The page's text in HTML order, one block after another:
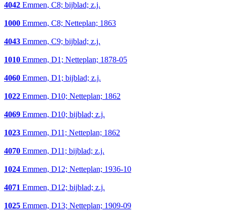
4042 Emmen, C8; bijblad; z.j.
1000 Emmen, C8; Netteplan; 1863
4043 Emmen, C9; bijblad; z.j.
1010 Emmen, D1; Netteplan; 1878-05
4060 Emmen, D1; bijblad; z.j.
1022 Emmen, D10; Netteplan; 1862
4069 Emmen, D10; bijblad; z.j.
1023 Emmen, D11; Netteplan; 1862
4070 Emmen, D11; bijblad; z.j.
1024 Emmen, D12; Netteplan; 1936-10
4071 Emmen, D12; bijblad; z.j.
1025 Emmen, D13; Netteplan; 1909-09